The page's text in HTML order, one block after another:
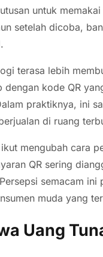
untuk
setelah dicoba,
terasa lebih
kode QR
praktiknya, ini
di ruang
mengubah cara
QR sering
semacam ini
muda yang
Uang